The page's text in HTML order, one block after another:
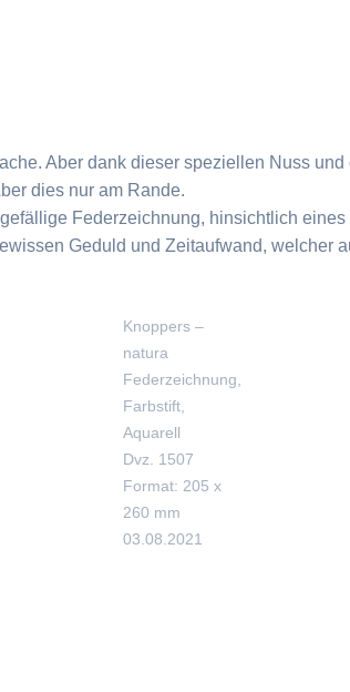
Aber dank dieser speziellen Nuss
dies nur am Rande.
Federzeichnung, hinsichtlich
Geduld und Zeitaufwand, welcher
Knoppers –
natura
Federzeichnung,
Farbstift,
Aquarell
Dvz. 1507
Format: 205 x
260 mm
03.08.2021